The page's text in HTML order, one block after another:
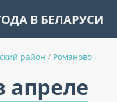
В БЕЛАРУСИ
район / Романово
апреле